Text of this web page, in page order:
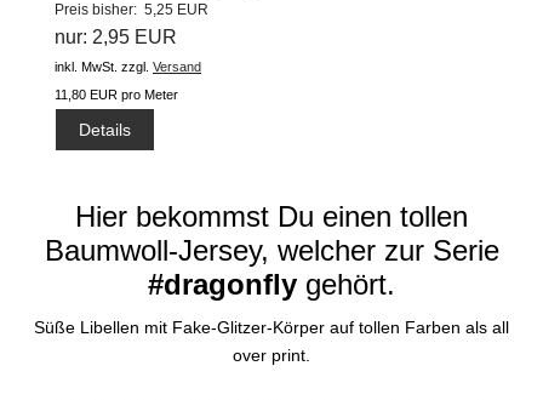
Preis bisher: 5,25 EUR
nur: 2,95 EUR
inkl. MwSt. zzgl. Versand
11,80 EUR pro Meter
Details
Hier bekommst Du einen tollen
Baumwoll-Jersey, welcher zur Serie
#dragonfly gehört.
Süße Libellen mit Fake-Glitzer-Körper auf tollen Farben als all
over print.